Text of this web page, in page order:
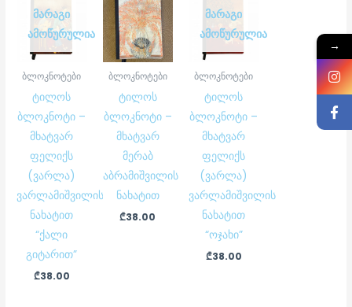
ᲛᲐᲠᲐᲒᲘ
ᲐᲛᲝᲬᲣᲠᲣᲚᲘᲐ
ბლოკნოტები
ტილოს
ბლოკნოტი –
მხატვარ
ფელიქს
(ვარლა)
ვარლამიშვილის
ნახატით
“ქალი
გიტარით”
₾38.00
ბლოკნოტები
ტილოს
ბლოკნოტი –
მხატვარ
მერაბ
აბრამიშვილის
ნახატით
₾38.00
ᲛᲐᲠᲐᲒᲘ
ᲐᲛᲝᲬᲣᲠᲣᲚᲘᲐ
ბლოკნოტები
ტილოს
ბლოკნოტი –
მხატვარ
ფელიქს
(ვარლა)
ვარლამიშვილის
ნახატით
“ოჯახი”
₾38.00
→